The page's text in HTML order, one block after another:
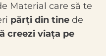
Material care să te
părți din tine de
creezi viața pe